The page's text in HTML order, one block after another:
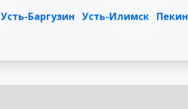
Усть-Баргузин Усть-Илимск Пекин